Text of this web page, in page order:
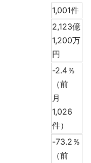
1,001件
2,123億
1,200万
円
-2.4％
（前
月
1,026
件）
-73.2％
（前